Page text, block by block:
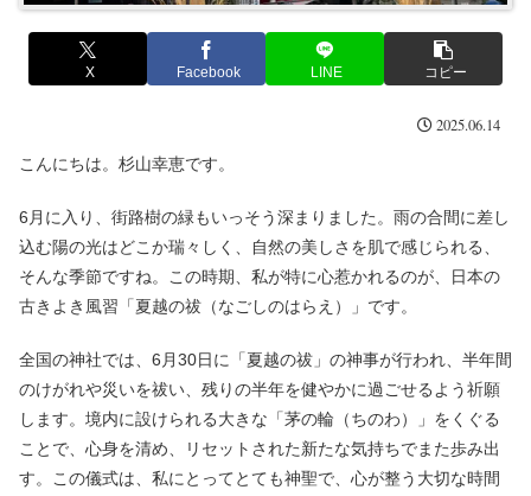
X Facebook LINE コピー
2025.06.14
こんにちは。杉山幸恵です。
6月に入り、街路樹の緑もいっそう深まりました。雨の合間に差し
込む陽の光はどこか瑞々しく、自然の美しさを肌で感じられる、
そんな季節ですね。この時期、私が特に心惹かれるのが、日本の
古きよき風習「夏越の祓（なごしのはらえ）」です。
全国の神社では、6月30日に「夏越の祓」の神事が行われ、半年間
のけがれや災いを祓い、残りの半年を健やかに過ごせるよう祈願
します。境内に設けられる大きな「茅の輪（ちのわ）」をくぐる
ことで、心身を清め、リセットされた新たな気持ちでまた歩み出
す。この儀式は、私にとってとても神聖で、心が整う大切な時間